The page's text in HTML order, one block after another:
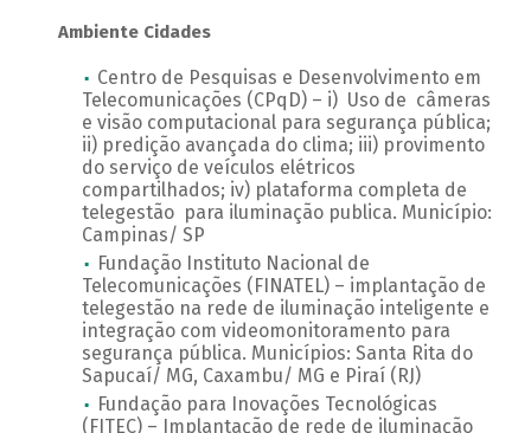
Ambiente Cidades
Centro de Pesquisas e Desenvolvimento em
Telecomunicações (CPqD) – i) Uso de câmeras
e visão computacional para segurança pública;
ii) predição avançada do clima; iii) provimento
do serviço de veículos elétricos
compartilhados; iv) plataforma completa de
telegestão para iluminação publica. Município:
Campinas/ SP
Fundação Instituto Nacional de
Telecomunicações (FINATEL) – implantação de
telegestão na rede de iluminação inteligente e
integração com videomonitoramento para
segurança pública. Municípios: Santa Rita do
Sapucaí/ MG, Caxambu/ MG e Piraí (RJ)
Fundação para Inovações Tecnológicas
(FITEC) – Implantação de rede de iluminação